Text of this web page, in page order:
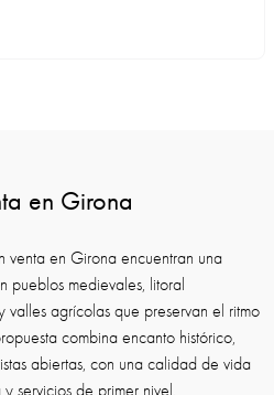
en Girona
venta en Girona encuentran una
pueblos medievales, litoral
valles agrícolas que preservan el ritmo
combina encanto histórico,
abiertas, con una calidad de vida
servicios de primer nivel.